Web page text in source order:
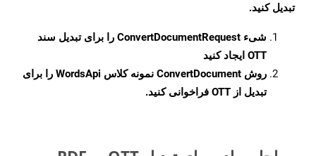
تبدیل کنید.
شیء ConvertDocumentRequest را برای تبدیل سند
OTT ایجاد کنید
روش ConvertDocument
نمونه کلاس WordsApi را برای
تبدیل از OTT فراخوانی کنید.